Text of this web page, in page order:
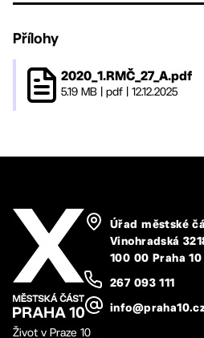
Přílohy
2020_1.RMČ_27_A.pdf
5.19 MB pdf 12.12.2025
Úřad městské
Vinohradská
100 00 Praha 10
267 093 111
Život v Praze 10